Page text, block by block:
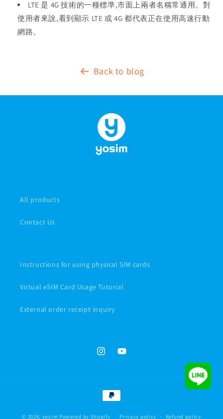
LTE 是 4G 技術的一種標準,市面上兩者名稱常通用。對
使用者來說,看到顯示 LTE 或 4G 都代表正在使用高速行動
網路。
Back to blog
All products
Contact Us
Instructions for using physical SIM cards
Virtual eSIM Card Usage Tutorial
External order receipt inquiry
InstagramYouTube
Payment
methods
© 2026, yosim Powered by Shopify Privacy policy Refund policy